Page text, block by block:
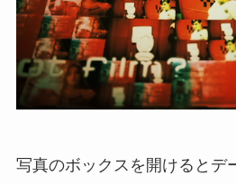
写真のボックスを開けるとデ